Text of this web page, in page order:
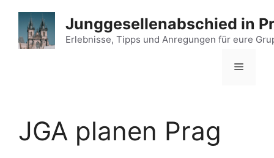
Inhalt
springen
Junggesellenabschied in
Erlebnisse, Tipps und Anregungen für eure
Menü
JGA planen Prag